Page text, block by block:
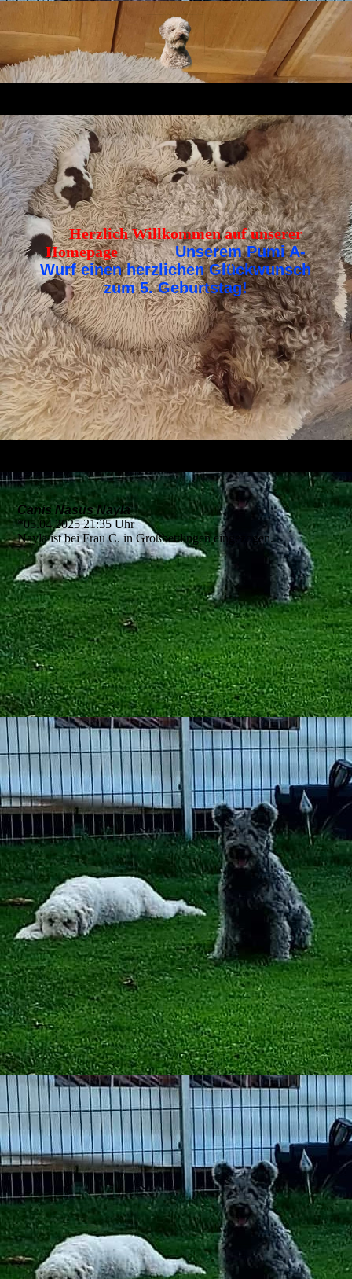
Herzlich Willkommen auf unserer
Homepage Unserem Pumi A-
Wurf einen herzlichen Glückwunsch
zum 5. Geburtstag!
Canis Nasus Nayla
*05.04.2025 21:35 Uhr
Nayla ist bei Frau C. in Großbettlingen eingezogen.